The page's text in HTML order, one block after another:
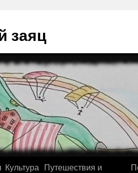
заяц
Культура Путешествия и